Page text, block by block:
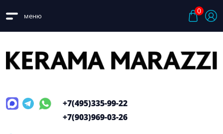
меню
0
+7(495)335-99-22
+7(903)969-03-26